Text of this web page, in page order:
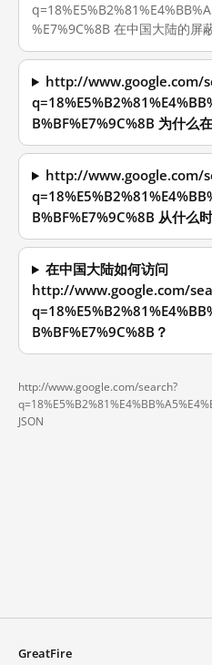
%E7%9C%8B 在中国大陆的屏
http://www.google.com/
B%BF%E7%9C%8B 为什么
http://www.google.com/
B%BF%E7%9C%8B 从什么
在中国大陆如何访问
http://www.google.com/
B%BF%E7%9C%8B？
http://www.google.com/search?
JSON
GreatFire